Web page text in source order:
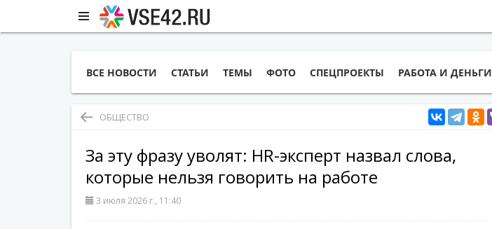
ВСЕ НОВОСТИ СТАТЬИ ТЕМЫ ФОТО СПЕЦПРОЕКТЫ РАБОТА И ДЕНЬГИ
ОБЩЕСТВО
За эту фразу уволят: HR-эксперт назвал слова,
которые нельзя говорить на работе
3 июля 2026 г., 11:40